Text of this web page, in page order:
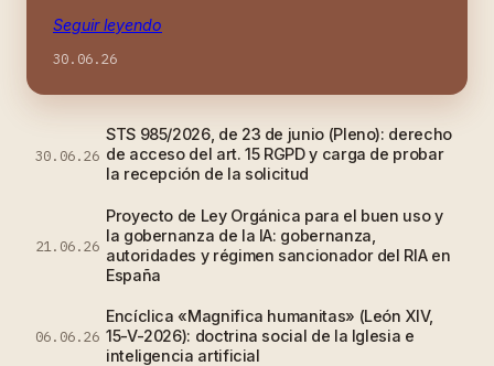
Seguir leyendo
30.06.26
30.06.26
STS 985/2026, de 23 de junio (Pleno): derecho
de acceso del art. 15 RGPD y carga de probar
la recepción de la solicitud
21.06.26
Proyecto de Ley Orgánica para el buen uso y
la gobernanza de la IA: gobernanza,
autoridades y régimen sancionador del RIA en
España
06.06.26
Encíclica «Magnifica humanitas» (León XIV,
15-V-2026): doctrina social de la Iglesia e
inteligencia artificial